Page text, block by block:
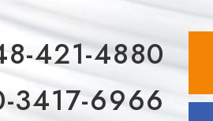
421-4880
3417-6966